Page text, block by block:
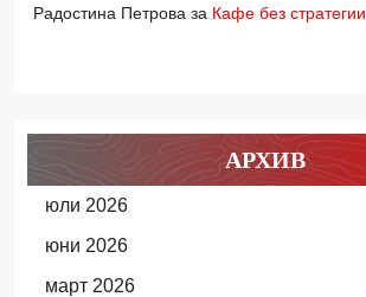
Радостина Петрова за Кафе без стратегии
АРХИВ
юли 2026
юни 2026
март 2026